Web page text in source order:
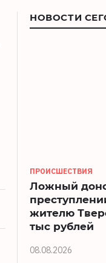
НОВОСТИ
ПРОИСШЕСТВИЯ
Ложный
жителю
тыс рублей
08.08.2026